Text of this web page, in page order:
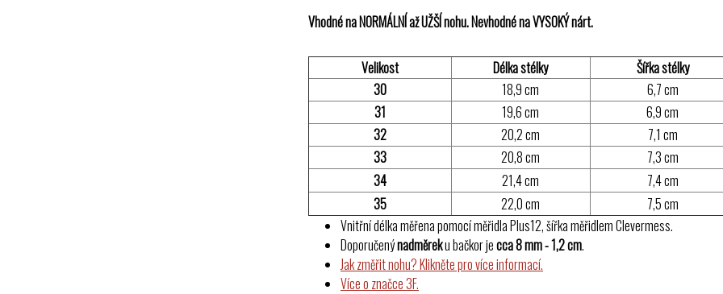
Vhodné na NORMÁLNÍ až UŽŠÍ nohu. Nevhodné na VYSOKÝ nárt.
Velikost Délka stélky
Šířka stélky
30
18,9 cm
6,7 cm
31
19,6 cm
6,9 cm
32
20,2 cm
7,1 cm
33
20,8 cm
7,3 cm
34
21,4 cm
7,4 cm
35
22,0 cm
7,5 cm
Vnitřní délka měřena pomocí měřidla Plus12, šířka měřidlem Clevermess.
Doporučenýnadměreku bačkor jecca 8 mm - 1,2 cm.
Jak změřit nohu? Klikněte pro více informací.
Více o značce 3F.